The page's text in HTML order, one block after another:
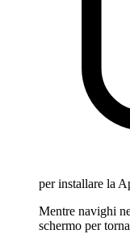
per installare la
Mentre navighi
schermo per